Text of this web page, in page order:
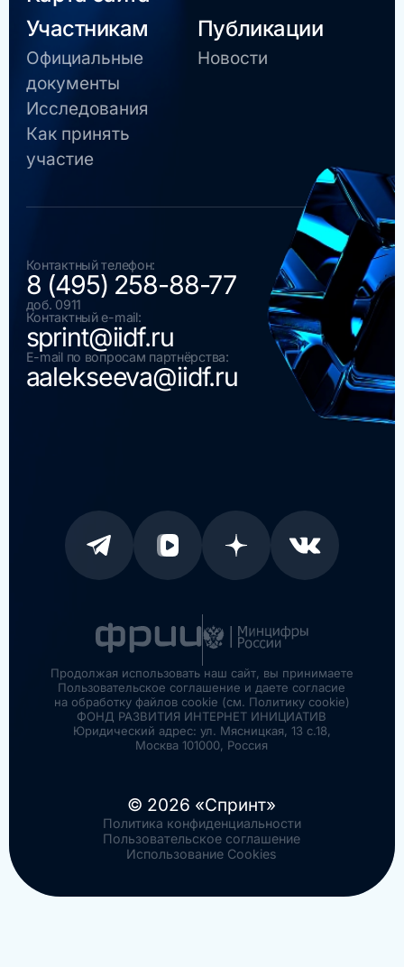
Участникам
Официальные
документы
Исследования
Как принять
участие
Публикации
Новости
Контактный телефон:
8 (495) 258-88-77
доб. 0911
Контактный e-mail:
sprint@iidf.ru
E-mail по вопросам партнёрства:
aalekseeva@iidf.ru
Продолжая использовать наш сайт, вы принимаете
Пользовательское соглашение и даете согласие
на обработку файлов cookie (см. Политику cookie)
ФОНД РАЗВИТИЯ ИНТЕРНЕТ ИНИЦИАТИВ
Юридический адрес: ул. Мясницкая, 13 с.18,
Москва 101000, Россия
© 2026 «Спринт»
Политика конфиденциальности
Пользовательское соглашение
Использование Cookies